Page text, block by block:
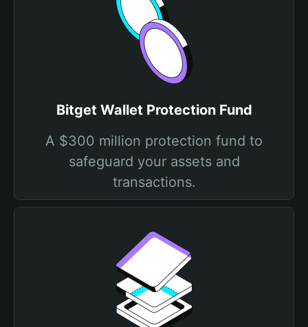
Bitget Wallet Protection Fund
A $300 million protection fund to
safeguard your assets and
transactions.